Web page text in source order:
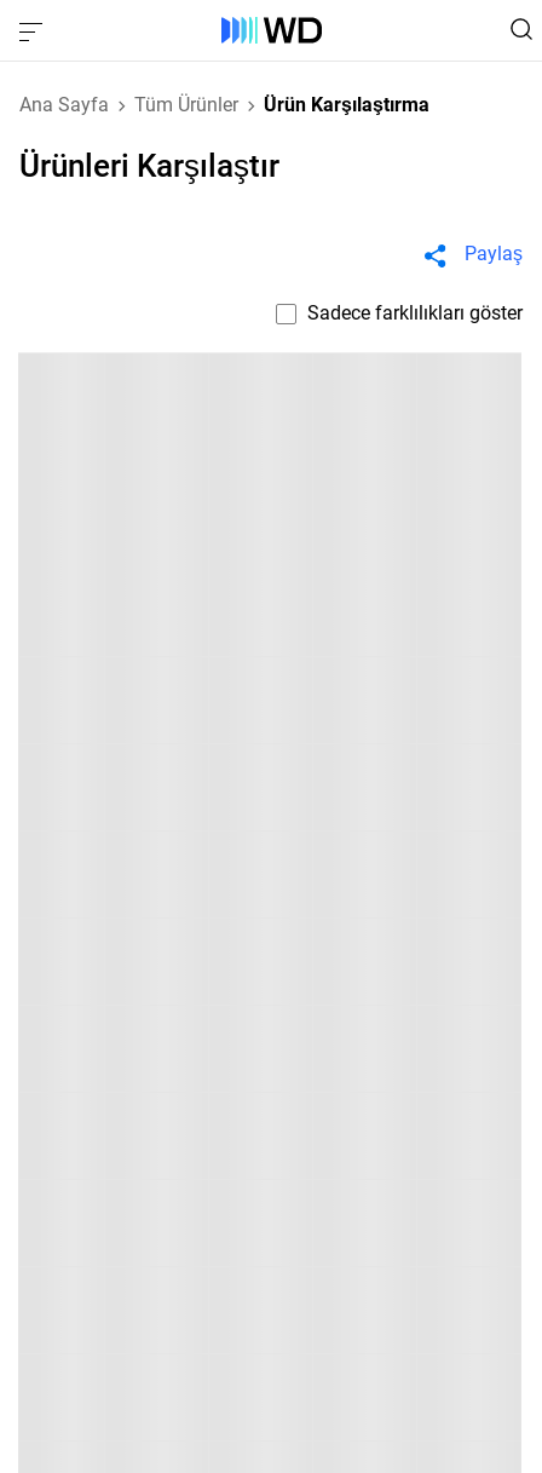
Ana Sayfa Tüm Ürünler Ürün Karşılaştırma
Ürünleri Karşılaştır
Paylaş
Sadece farklılıkları göster